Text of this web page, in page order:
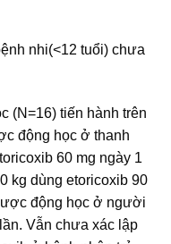
nhi(<12 tuổi) chưa
(N=16) tiến hành trên
động học ở thanh
60 mg ngày 1
kg dùng etoricoxib 90
động học ở người
Vẫn chưa xác lập